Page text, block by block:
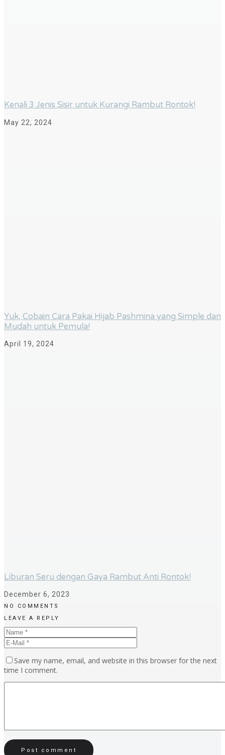
Kenali 3 Jenis Sisir untuk Kurangi Rambut Rontok!
May 22, 2024
Yuk, Cobain Cara Pakai Hijab Pashmina yang Simple dan
Mudah untuk Pemula!
April 19, 2024
Liburan Seru dengan Gaya Rambut Anti Rontok!
December 6, 2023
NO COMMENTS
LEAVE A REPLY
Save my name, email, and website in this browser for the next
time I comment.